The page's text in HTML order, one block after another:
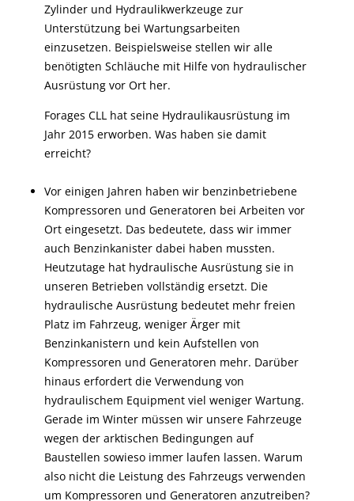
Zylinder und Hydraulikwerkzeuge zur
Unterstützung bei Wartungsarbeiten
einzusetzen. Beispielsweise stellen wir alle
benötigten Schläuche mit Hilfe von hydraulischer
Ausrüstung vor Ort her.
Forages CLL hat seine Hydraulikausrüstung im
Jahr 2015 erworben. Was haben sie damit
erreicht?
Vor einigen Jahren haben wir benzinbetriebene
Kompressoren und Generatoren bei Arbeiten vor
Ort eingesetzt. Das bedeutete, dass wir immer
auch Benzinkanister dabei haben mussten.
Heutzutage hat hydraulische Ausrüstung sie in
unseren Betrieben vollständig ersetzt. Die
hydraulische Ausrüstung bedeutet mehr freien
Platz im Fahrzeug, weniger Ärger mit
Benzinkanistern und kein Aufstellen von
Kompressoren und Generatoren mehr. Darüber
hinaus erfordert die Verwendung von
hydraulischem Equipment viel weniger Wartung.
Gerade im Winter müssen wir unsere Fahrzeuge
wegen der arktischen Bedingungen auf
Baustellen sowieso immer laufen lassen. Warum
also nicht die Leistung des Fahrzeugs verwenden
um Kompressoren und Generatoren anzutreiben?